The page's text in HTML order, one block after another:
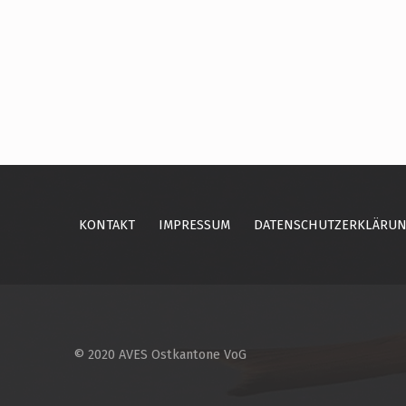
KONTAKT IMPRESSUM
© 2020 AVES Ostkantone VoG